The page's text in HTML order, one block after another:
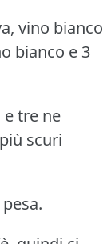
vino bianco
bianco e 3
e tre ne
scuri